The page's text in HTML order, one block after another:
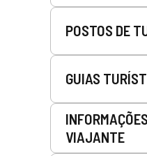
POSTOS DE
GUIAS
VIAJANTE